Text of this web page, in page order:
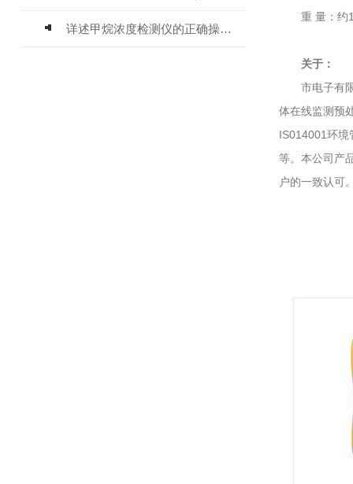
详述甲烷浓度检测仪的正确操作使用方法
重 量：约
关于：
市电子有限
体在线监测预
IS014001环境
等。本公司产
户的一致认可